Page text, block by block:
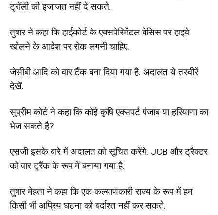
ट्रॉली की इजाजत नहीं दे सकते.
तुषार ने कहा कि हाईकोर्ट के एक्सपेरिमेंटल बेसिस पर हाइवे
खोलने के आदेश पर रोक लगनी चाहिए.
जेसीबी आदि को वार टैंक बना दिया गया है. अदालत ये तस्वीरें
देखें.
सुप्रीम कोर्ट ने कहा कि कोई कृषि एक्सपर्ट पंजाब या हरियाणा का
भेज सकते है?
एसजी इसके बारे में अदालत को सूचित करेंगे. JCB और ट्रैक्टर
को वार ट्रैंक के रूप में बनाया गया है.
तुषार मेहता ने कहा कि एक कल्याणकारी राज्य के रूप में हम
किसी भी अप्रिय घटना को बर्दाश्त नहीं कर सकते.